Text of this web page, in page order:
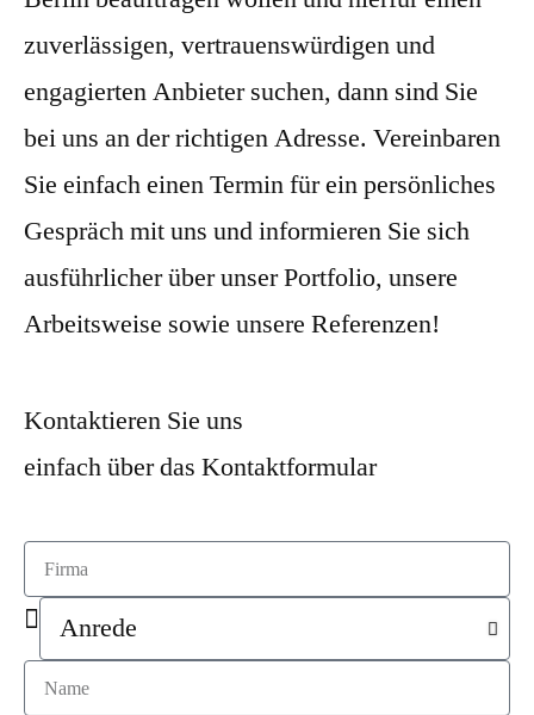
zuverlässigen, vertrauenswürdigen und
engagierten Anbieter suchen, dann sind Sie
bei uns an der richtigen Adresse. Vereinbaren
Sie einfach einen Termin für ein persönliches
Gespräch mit uns und informieren Sie sich
ausführlicher über unser Portfolio, unsere
Arbeitsweise sowie unsere Referenzen!
Kontaktieren Sie uns
einfach über das Kontaktformular